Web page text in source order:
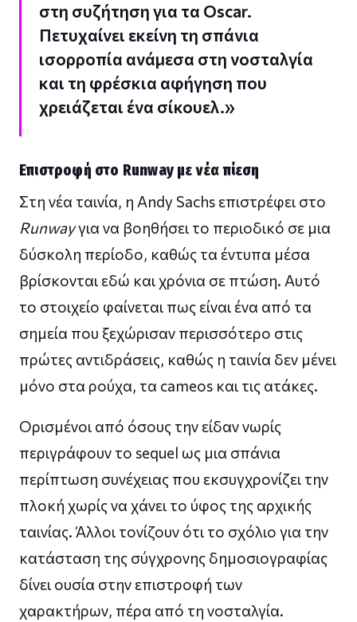
στη συζήτηση για τα Oscar.
Πετυχαίνει εκείνη τη σπάνια
ισορροπία ανάμεσα στη νοσταλγία
και τη φρέσκια αφήγηση που
χρειάζεται ένα σίκουελ.»
Επιστροφή στο Runway με νέα πίεση
Στη νέα ταινία, η Andy Sachs επιστρέφει στο
Runwayγια να βοηθήσει το περιοδικό σε μια
δύσκολη περίοδο, καθώς τα έντυπα μέσα
βρίσκονται εδώ και χρόνια σε πτώση. Αυτό
το στοιχείο φαίνεται πως είναι ένα από τα
σημεία που ξεχώρισαν περισσότερο στις
πρώτες αντιδράσεις, καθώς η ταινία δεν μένει
μόνο στα ρούχα, τα cameos και τις ατάκες.
Ορισμένοι από όσους την είδαν νωρίς
περιγράφουν το sequel ως μια σπάνια
περίπτωση συνέχειας που εκσυγχρονίζει την
πλοκή χωρίς να χάνει το ύφος της αρχικής
ταινίας. Άλλοι τονίζουν ότι το σχόλιο για την
κατάσταση της σύγχρονης δημοσιογραφίας
δίνει ουσία στην επιστροφή των
χαρακτήρων, πέρα από τη νοσταλγία.